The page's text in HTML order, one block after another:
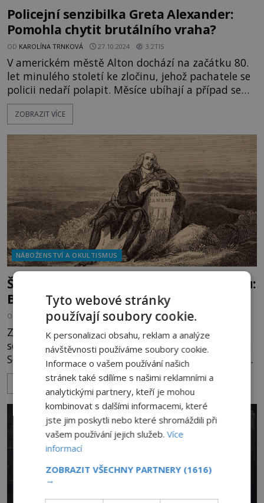
Policejní senzibilka Greta Alexander:
Pomohla chytit brutálního vraha?
OD KAROLÍNA TRNKOVÁ 27.10.2024 3.2TIS
V americkém městě Alton dochází na začátku 80.
let minulého století ke zločinu, jehož pachatele se
policii nedaří polapit. Měsíce ubíhají a případ se
pomalu přesouvá do složky nevyřešeno. Pak se ale
na scéně objevuje uznávaná americká jasnovidka
schopností zavede policisty na správnou stopu!
ZOBRAZIT VÍCE
NÁBOŽENSTVÍ A OKULTISMUS
Šílený skotský prorok s děsivou maskou:
Byla skutečně prokletá?
OD PETR MATURA 10.2.2024 2.9TIS
Záhadný skotský věštec jménem Alexander Peden
se narodil roku 1626 na farmě Auchincloich poblíž
Sornu v hrabství Ayrshire. O jeho dětství nemáme
žádné informace, ale ví se, že později vystudoval
vysokou školu v Glasgow a působil pak mimo jiné i
jako učitel. V roce 1660 byl pak vysvěcen na kněze,
ale později byl pro nemravnosti kněžství zbaven. A
právě od této doby začíná být jeho život skutečně
ZOBRAZIT VÍCE
Tyto webové stránky
používají soubory cookie.
K personalizaci obsahu, reklam a analýze
návštěvnosti používáme soubory cookie.
Informace o vašem používání našich
stránek také sdílíme s našimi reklamními a
analytickými partnery, kteří je mohou
kombinovat s dalšími informacemi, které
jste jim poskytli nebo které shromáždili při
vašem používání jejich služeb.Více
informací
ZOBRAZIT VŠECHNY PARTNERY (1616)
→